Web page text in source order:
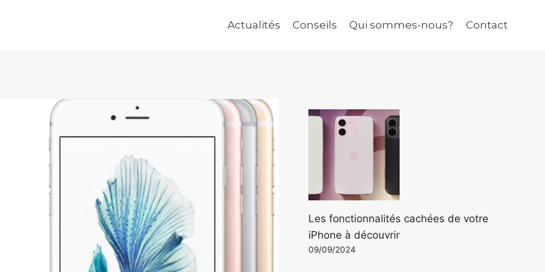
Actualités Conseils Qui sommes-nous? Contact
Les fonctionnalités cachées de votre
iPhone à découvrir
09/09/2024